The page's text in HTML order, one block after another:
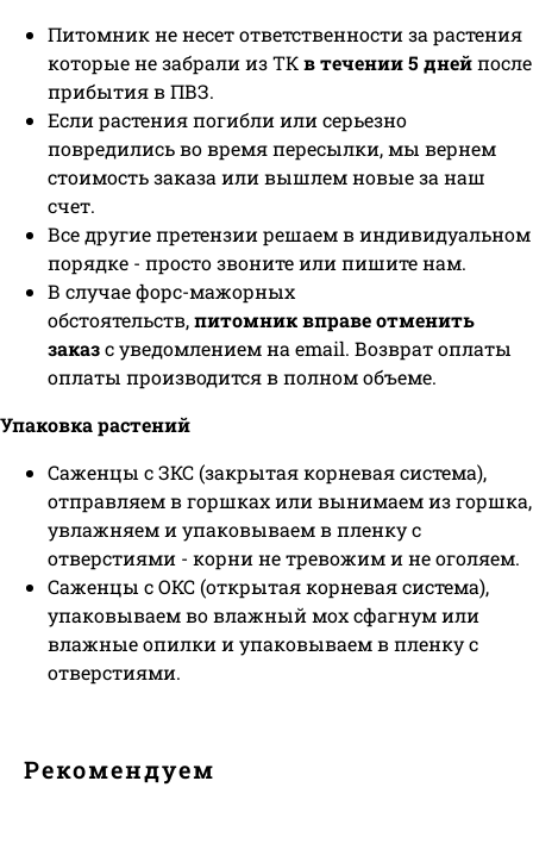
Питомник не несет ответственности за растения
которые не забрали из ТКв течении 5 днейпосле
прибытия в ПВЗ.
Если растения погибли или серьезно
повредились во время пересылки, мы вернем
стоимость заказа или вышлем новые за наш
счет.
Все другие претензии решаем в индивидуальном
порядке - просто звоните или пишите нам.
В случае форс-мажорных
обстоятельств,питомник вправе отменить
заказс уведомлением на email. Возврат оплаты
оплаты производится в полном объеме.
Упаковка растений
Саженцы с ЗКС (закрытая корневая система),
отправляем в горшках или вынимаем из горшка,
увлажняем и упаковываем в пленку с
отверстиями - корни не тревожим и не оголяем.
Саженцы с ОКС (открытая корневая система),
упаковываем во влажный мох сфагнум или
влажные опилки и упаковываем в пленку с
отверстиями.
Рекомендуем